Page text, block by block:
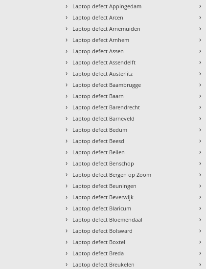
› Laptop defect Appingedam
› Laptop defect Arcen
› Laptop defect Arnemuiden
› Laptop defect Arnhem
› Laptop defect Assen
› Laptop defect Assendelft
› Laptop defect Austerlitz
› Laptop defect Baambrugge
› Laptop defect Baarn
› Laptop defect Barendrecht
› Laptop defect Barneveld
› Laptop defect Bedum
› Laptop defect Beesd
› Laptop defect Beilen
› Laptop defect Benschop
› Laptop defect Bergen op Zoom
› Laptop defect Beuningen
› Laptop defect Beverwijk
› Laptop defect Blaricum
› Laptop defect Bloemendaal
› Laptop defect Bolsward
› Laptop defect Boxtel
› Laptop defect Breda
› Laptop defect Breukelen
›
›
›
›
›
›
›
›
›
›
›
›
›
›
›
›
›
›
›
›
›
›
›
›